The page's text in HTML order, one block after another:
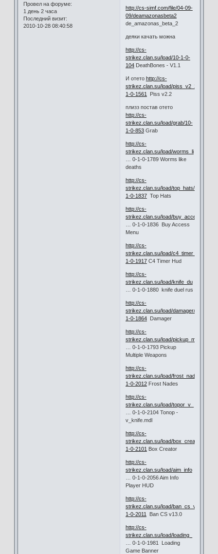
Провел на форуме:
1 день 2 часа
Последний визит:
2010-10-28 08:40:58
http://cs-simf.com/file/04-09-
09/deamazonasbeta2
de_amazonas_beta_2
деяки качать можна
http://cs-
strikez.clan.su/load/10-1-0-
104DeathBones - V1.1
И отето http://cs-
strikez.clan.su/load/piss_v2_2/10-
1-0-1561
Piss v2.2
плизз постав отето
http://cs-
strikez.clan.su/load/grab/10-
1-0-853Grab
http://cs-
strikez.clan.su/load/worms_li
… 0-1-0-1789 Worms like
deaths
http://cs-
strikez.clan.su/load/top_hats/10-
1-0-1837Top Hats
http://cs-
strikez.clan.su/load/buy_acce
… 0-1-0-1836 Buy Access
Menu
http://cs-
strikez.clan.su/load/c4_timer_hud/10-
1-0-1917C4 Timer Hud
http://cs-
strikez.clan.su/load/knife_du
… 0-1-0-1880 knife duel rus
http://cs-
strikez.clan.su/load/damager/10-
1-0-1864Damager
http://cs-
strikez.clan.su/load/pickup_m
… 0-1-0-1793 Pickup
Multiple Weapons
http://cs-
strikez.clan.su/load/frost_nades/10-
1-0-2012Frost Nades
http://cs-
strikez.clan.su/load/topor_v_
… 0-1-0-2104 Топор -
v_knife.mdl
http://cs-
strikez.clan.su/load/box_creator/10-
1-0-2101 Box Creator
http://cs-
strikez.clan.su/load/aim_info
… 0-1-0-2056 Aim Info
Player HUD
http://cs-
strikez.clan.su/load/ban_cs_v13_0/10-
1-0-2011
Ban CS v13.0
http://cs-
strikez.clan.su/load/loading_
… 0-1-0-1981 Loading
Game Banner